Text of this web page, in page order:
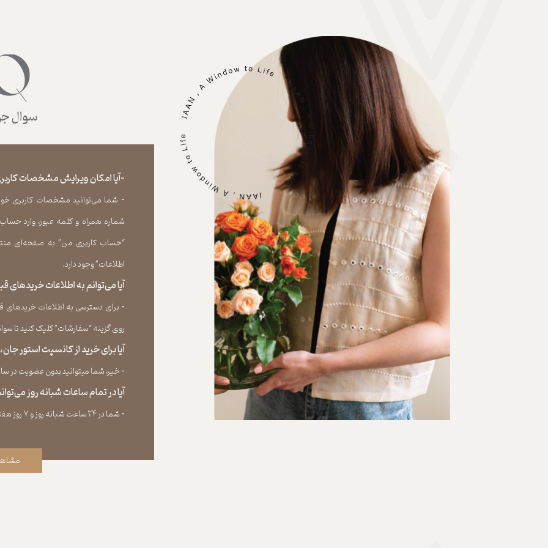
سوال
-آیا امکان ویرایش مشخصات
- شما می‏‌توانید مشخصات کاربری خود
شماره همراه و کلمه عبور، وارد
“حساب کاربری من” به صفحه‏‌ای
اطلاعات” وجود دارد.​​​​​​​
آیا می‌‏توانم به اطلاعات
​​​​​​​- برای دسترسی به اطلاعات خریدهای
روی گزینه “سفارشات” کلیک کنید تا
آیا برای خرید از کانسپت استور
​​​​​​​- خیر، شما میتوانید بدون عضویت در
آیا در تمام ساعات شبانه روز
​​​​​​​​​​​​​​- شما در ۲۴ ساعت شبانه روز و ۷ روز هفته می‌‏توانید سفارش خود را ثبت کنید.